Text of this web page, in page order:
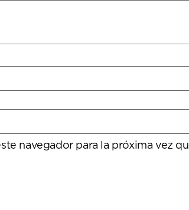
navegador para la próxima vez